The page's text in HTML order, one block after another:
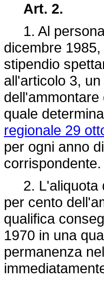
Art. 2.
1. Al
dicembre
stipendio
all'articolo 3,
quale
regionale 29
per ogni anno
corrispondente.
2. L'aliquota
per cento
qualifica
1970 in una
permanenza